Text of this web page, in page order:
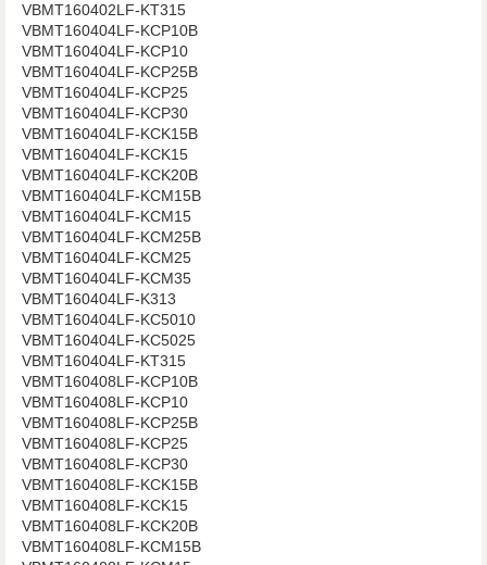
VBMT160402LF-KT315
VBMT160404LF-KCP10B
VBMT160404LF-KCP10
VBMT160404LF-KCP25B
VBMT160404LF-KCP25
VBMT160404LF-KCP30
VBMT160404LF-KCK15B
VBMT160404LF-KCK15
VBMT160404LF-KCK20B
VBMT160404LF-KCM15B
VBMT160404LF-KCM15
VBMT160404LF-KCM25B
VBMT160404LF-KCM25
VBMT160404LF-KCM35
VBMT160404LF-K313
VBMT160404LF-KC5010
VBMT160404LF-KC5025
VBMT160404LF-KT315
VBMT160408LF-KCP10B
VBMT160408LF-KCP10
VBMT160408LF-KCP25B
VBMT160408LF-KCP25
VBMT160408LF-KCP30
VBMT160408LF-KCK15B
VBMT160408LF-KCK15
VBMT160408LF-KCK20B
VBMT160408LF-KCM15B